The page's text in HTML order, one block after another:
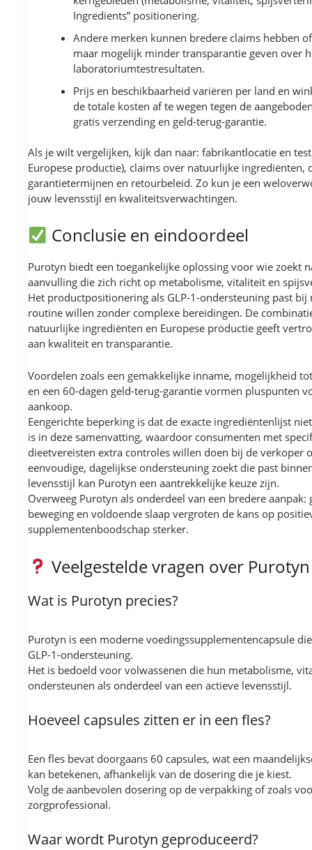
Ingredients” positionering.
Andere merken kunnen bredere claims hebben
maar mogelijk minder transparantie geven over
laboratoriumtestresultaten.
Prijs en beschikbaarheid variëren per land en
de totale kosten af te wegen tegen de
gratis verzending en geld-terug-garantie.
Als je wilt vergelijken, kijk dan naar: fabrikantlocatie en
Europese productie), claims over natuurlijke ingrediënten,
garantietermijnen en retourbeleid. Zo kun je een
jouw levensstijl en kwaliteitsverwachtingen.
Conclusie en eindoordeel
Purotyn biedt een toegankelijke oplossing voor wie zoekt
aanvulling die zich richt op metabolisme, vitaliteit en
Het productpositionering als GLP-1-ondersteuning past
routine willen zonder complexe bereidingen. De
natuurlijke ingrediënten en Europese productie geeft
aan kwaliteit en transparantie.
Voordelen zoals een gemakkelijke inname, mogelijkheid
en een 60-dagen geld-terug-garantie vormen pluspunten
aankoop.
Eengerichte beperking is dat de exacte ingrediëntenlijst
is in deze samenvatting, waardoor consumenten met
dieetvereisten extra controles willen doen bij de verkoper
eenvoudige, dagelijkse ondersteuning zoekt die past
levensstijl kan Purotyn een aantrekkelijke keuze zijn.
Overweeg Purotyn als onderdeel van een bredere
beweging en voldoende slaap vergroten de kans op
supplementenboodschap sterker.
Veelgestelde vragen over Purotyn
Wat is Purotyn precies?
Purotyn is een moderne voedingssupplementencapsule
GLP-1-ondersteuning.
Het is bedoeld voor volwassenen die hun metabolisme,
ondersteunen als onderdeel van een actieve levensstijl.
Hoeveel capsules zitten er in een fles?
Een fles bevat doorgaans 60 capsules, wat een
kan betekenen, afhankelijk van de dosering die je kiest.
Volg de aanbevolen dosering op de verpakking of zoals
zorgprofessional.
Waar wordt Purotyn geproduceerd?